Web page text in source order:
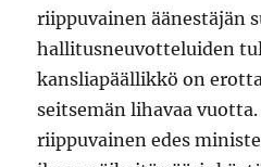
riippuvainen äänestäjän
hallitusneuvotteluiden
kansliapäällikkö on
seitsemän lihavaa vuotta.
riippuvainen edes